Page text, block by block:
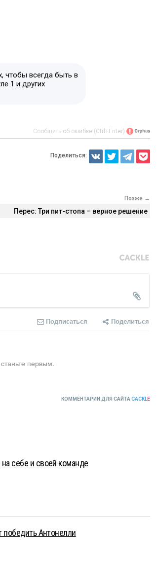
чтобы всегда быть в
1 и других
Сообщить об ошибке (Ctrl+Enter)
Поделиться:
Позже →
Перес: Три пит-стопа – верное решение
Подписаться Поделиться
первым.
КОММЕНТАРИИ ДЛЯ САЙТА CACKLE
себе и своей команде
победить Антонелли